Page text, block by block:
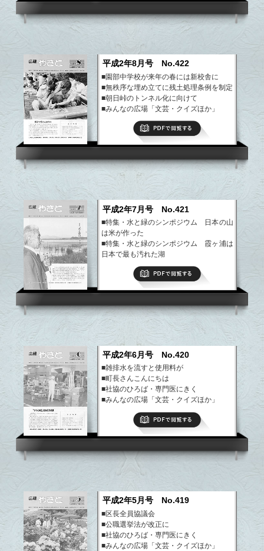
平成2年8月号 No.422
■園部中学校が来年の春には新校舎に
■無秩序な埋め立てに残土処理条例を制定
■朝日峠のトンネル化に向けて
■みんなの広場「文芸・クイズほか」
■まちの話題・できごと
■ようこそ八郷の仲間、園芸教室
PDFで閲覧する
平成2年7月号 No.421
■特集・水と緑のシンポジウム 日本の山
は米が作った
■特集・水と緑のシンポジウム 霞ヶ浦は
日本で最も汚れた湖
■のどかな下青柳地区内に産業廃棄物の不
■社協のひろば
■園芸教室 ホオズキ
など
平成2年6月号 No.420
■雑排水を流すと使用料が
■町長さんこんにちは
■社協のひろば・専門医にきく
■みんなの広場「文芸・クイズほか」
■まちの話題・できごと
■ようこそ八郷の仲間、園芸教室
平成2年5月号 No.419
■区長全員協議会
■公職選挙法が改正に
■社協のひろば・専門医にきく
■みんなの広場「文芸・クイズほか」